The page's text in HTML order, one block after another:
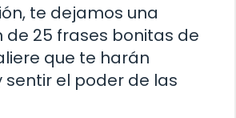
te dejamos una
de 25 frases bonitas de
que te harán
sentir el poder de las